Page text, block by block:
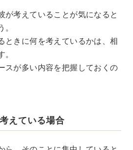
が考えていることが気になると
ときに何を考えているかは、相
スが多い内容を把握しておくの
えている場合